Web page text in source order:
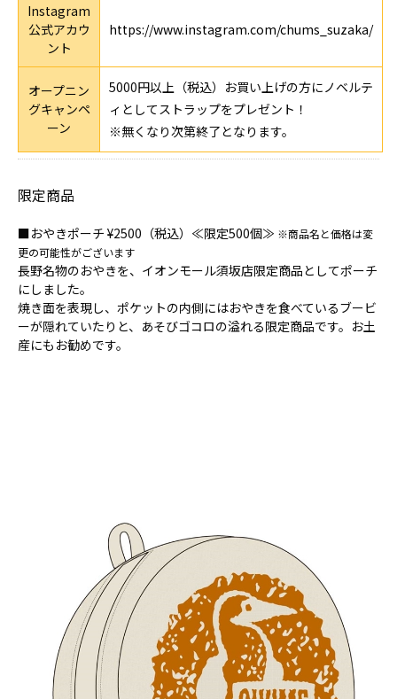
Instagram
公式アカウ
ント
https://www.instagram.com/chums_suzaka/
オープニン
グキャンペ
ーン
5000円以上（税込）お買い上げの方にノベルテ
ィとしてストラップをプレゼント！
※無くなり次第終了となります。
限定商品
■おやきポーチ ¥2500（税込）≪限定500個≫ ※商品名と価格は変
更の可能性がございます
長野名物のおやきを、イオンモール須坂店限定商品としてポーチ
にしました。
焼き面を表現し、ポケットの内側にはおやきを食べているブービ
ーが隠れていたりと、あそびゴコロの溢れる限定商品です。お土
産にもお勧めです。